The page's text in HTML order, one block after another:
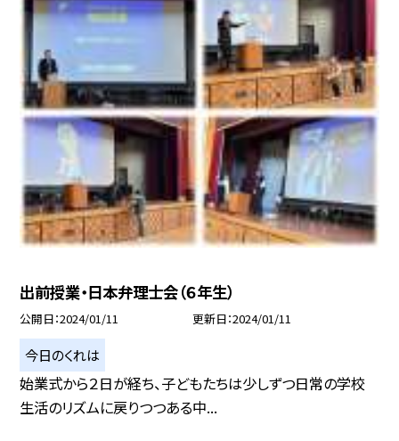
出前授業・日本弁理士会（６年生）
公開日 2024/01/11 更新日 2024/01/11
今日のくれは
始業式から２日が経ち、子どもたちは少しずつ日常の学校
生活のリズムに戻りつつある中...